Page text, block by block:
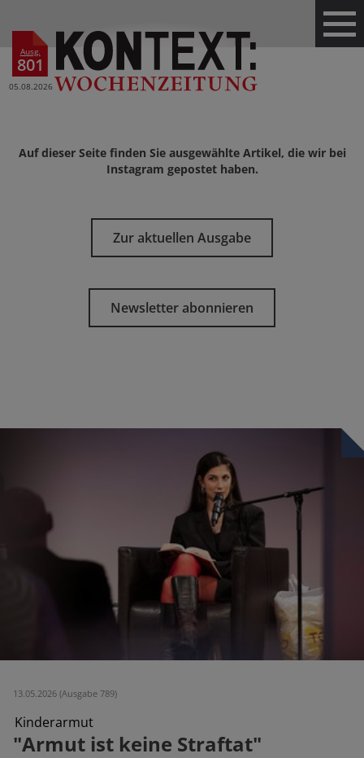
Ausg.
801
05.08.2026
Auf dieser Seite finden Sie ausgewählte Artikel, die wir bei
Instagram gepostet haben.
Zur aktuellen Ausgabe
Newsletter abonnieren
13.05.2026 (Ausgabe 789)
Kinderarmut
"Armut ist keine Straftat"